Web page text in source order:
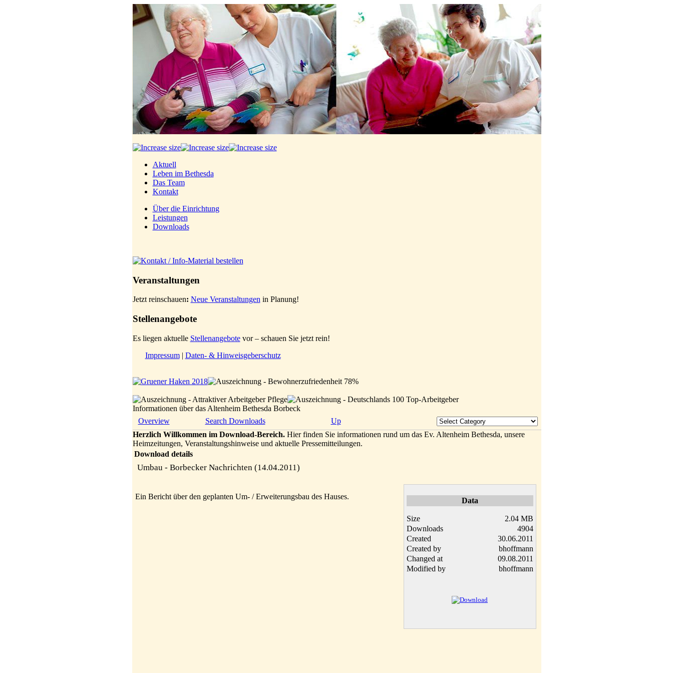
Aktuell
Leben im Bethesda
Das Team
Kontakt
Über die Einrichtung
Leistungen
Downloads
Veranstaltungen
Jetzt reinschauen: Neue Veranstaltungenin Planung!
Stellenangebote
Es liegen aktuelle Stellenangebotevor – schauen Sie jetzt rein!
Impressum| Daten- & Hinweisgeberschutz
Informationen über das Altenheim Bethesda Borbeck
Overview
Search Downloads
Up
Herzlich Willkommen im Download-Bereich.Hier finden Sie informationen rund um das Ev. Altenheim Bethesda, unsere
Heimzeitungen, Veranstaltungshinweise und aktuelle Pressemitteilungen.
Download details
Umbau - Borbecker Nachrichten (14.04.2011)
Ein Bericht über den geplanten Um- / Erweiterungsbau des Hauses. Data
Size
2.04 MB
Downloads
4904
Created
30.06.2011
Created by
bhoffmann
Changed at
09.08.2011
Modified by
bhoffmann